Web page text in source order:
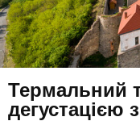
Термальний
дегустацією